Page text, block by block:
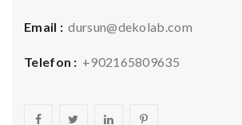
Email : dursun@dekolab.com
Telefon : +902165809635